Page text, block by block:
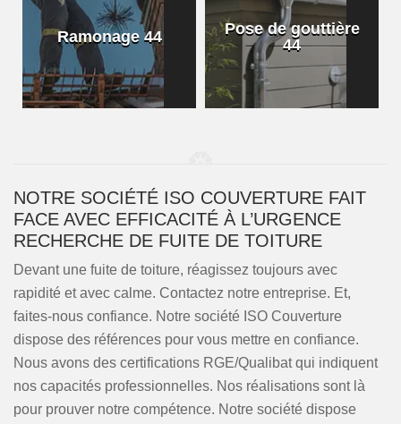
Ramonage 44
Pose de gouttière
44
NOTRE SOCIÉTÉ ISO COUVERTURE FAIT
FACE AVEC EFFICACITÉ À L’URGENCE
RECHERCHE DE FUITE DE TOITURE
Devant une fuite de toiture, réagissez toujours avec
rapidité et avec calme. Contactez notre entreprise. Et,
faites-nous confiance. Notre société ISO Couverture
dispose des références pour vous mettre en confiance.
Nous avons des certifications RGE/Qualibat qui indiquent
nos capacités professionnelles. Nos réalisations sont là
pour prouver notre compétence. Notre société dispose